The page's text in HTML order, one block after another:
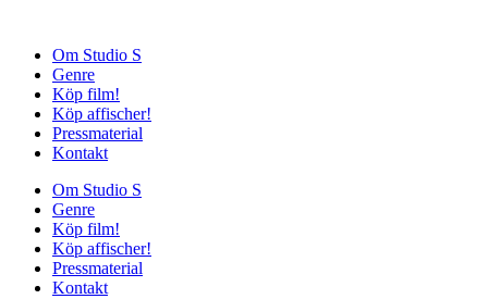
Om Studio S
Genre
Köp film!
Köp affischer!
Pressmaterial
Kontakt
Om Studio S
Genre
Köp film!
Köp affischer!
Pressmaterial
Kontakt